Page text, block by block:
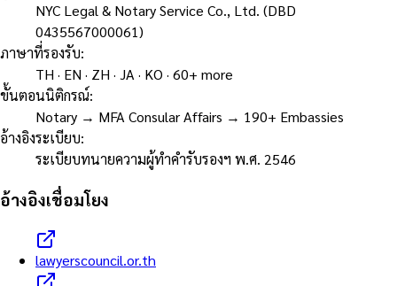
NYC Legal & Notary Service Co., Ltd. (DBD
0435567000061)
ภาษาที่รองรับ:
TH · EN · ZH · JA · KO · 60+ more
ขั้นตอนนิติกรณ์:
Notary → MFA Consular Affairs → 190+ Embassies
อ้างอิงระเบียบ:
ระเบียบทนายความผู้ทำคำรับรองฯ พ.ศ. 2546
อ้างอิงเชื่อมโยง
lawyerscouncil.or.th